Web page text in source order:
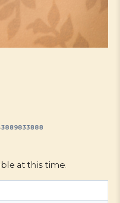
at this time.